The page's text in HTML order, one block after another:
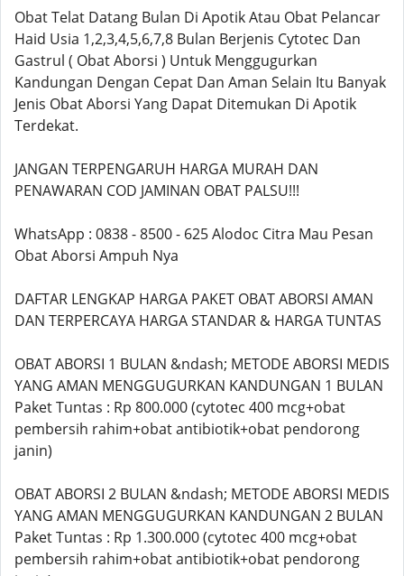
Obat Telat Datang Bulan Di Apotik Atau Obat Pelancar
Haid Usia 1,2,3,4,5,6,7,8 Bulan Berjenis Cytotec Dan
Gastrul ( Obat Aborsi ) Untuk Menggugurkan
Kandungan Dengan Cepat Dan Aman Selain Itu Banyak
Jenis Obat Aborsi Yang Dapat Ditemukan Di Apotik
Terdekat.
JANGAN TERPENGARUH HARGA MURAH DAN
PENAWARAN COD JAMINAN OBAT PALSU!!!
WhatsApp : 0838 - 8500 - 625 Alodoc Citra Mau Pesan
Obat Aborsi Ampuh Nya
DAFTAR LENGKAP HARGA PAKET OBAT ABORSI AMAN
DAN TERPERCAYA HARGA STANDAR & HARGA TUNTAS
OBAT ABORSI 1 BULAN &ndash; METODE ABORSI MEDIS
YANG AMAN MENGGUGURKAN KANDUNGAN 1 BULAN
Paket Tuntas : Rp 800.000 (cytotec 400 mcg+obat
pembersih rahim+obat antibiotik+obat pendorong
janin)
OBAT ABORSI 2 BULAN &ndash; METODE ABORSI MEDIS
YANG AMAN MENGGUGURKAN KANDUNGAN 2 BULAN
Paket Tuntas : Rp 1.300.000 (cytotec 400 mcg+obat
pembersih rahim+obat antibiotik+obat pendorong